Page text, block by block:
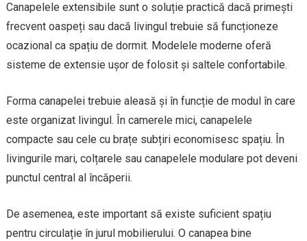
Canapelele extensibile sunt o soluție practică dacă primești
frecvent oaspeți sau dacă livingul trebuie să funcționeze
ocazional ca spațiu de dormit. Modelele moderne oferă
sisteme de extensie ușor de folosit și saltele confortabile.
Forma canapelei trebuie aleasă și în funcție de modul în care
este organizat livingul. În camerele mici, canapelele
compacte sau cele cu brațe subțiri economisesc spațiu. În
livingurile mari, colțarele sau canapelele modulare pot deveni
punctul central al încăperii.
De asemenea, este important să existe suficient spațiu
pentru circulație în jurul mobilierului. O canapea bine